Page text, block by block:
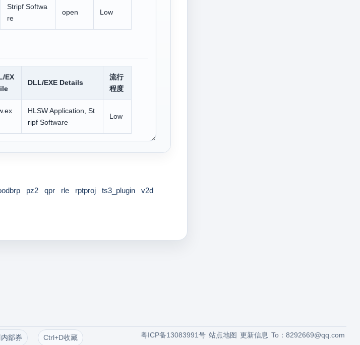
Stripf Softwa
re
open Low
EX
DLL/EXE Details
流行
程度
HLSW Application, St
ripf Software
Low
pz2 qpr rle rptproj ts3_plugin
v2d
部券 Ctrl+D收藏 To：8292669@qq.com
更新信息
站点地图
粤ICP备13083991号